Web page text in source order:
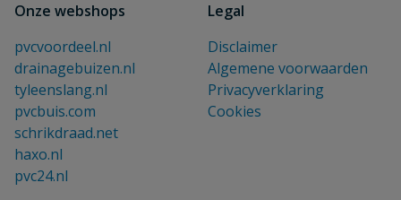
Onze webshops
pvcvoordeel.nl
drainagebuizen.nl
tyleenslang.nl
pvcbuis.com
schrikdraad.net
haxo.nl
pvc24.nl
Legal
Disclaimer
Algemene voorwaarden
Privacyverklaring
Cookies